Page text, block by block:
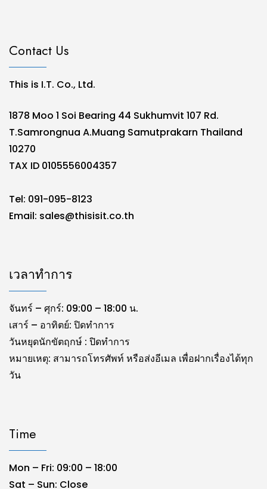
Contact Us
This is I.T. Co., Ltd.
1878 Moo 1 Soi Bearing 44 Sukhumvit 107 Rd.
T.Samrongnua A.Muang Samutprakarn Thailand
10270
TAX ID 0105556004357
Tel: 091-095-8123
Email: sales@thisisit.co.th
เวลาทำการ
จันทร์ – ศุกร์: 09:00 – 18:00 น.
เสาร์ – อาทิตย์: ปิดทำการ
วันหยุดนักขัตฤกษ์ : ปิดทำการ
หมายเหตุ: สามารถโทรศัพท์ หรือส่งอีเมล เพื่อฝากเรื่องได้ทุก
วัน
Time
Mon – Fri: 09:00 – 18:00
Sat – Sun: Close